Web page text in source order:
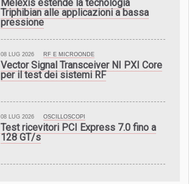
Melexis estende la tecnologia
Triphibian alle applicazioni a bassa
pressione
08 LUG 2026 RF E MICROONDE
Vector Signal Transceiver NI PXI Core
per il test dei sistemi RF
08 LUG 2026 OSCILLOSCOPI
Test ricevitori PCI Express 7.0 fino a
128 GT/s